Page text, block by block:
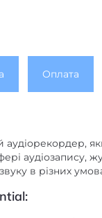
аудіозапису,
в різних
вибором